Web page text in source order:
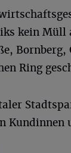
kein
Bornberg,
Ring
Kundinnen